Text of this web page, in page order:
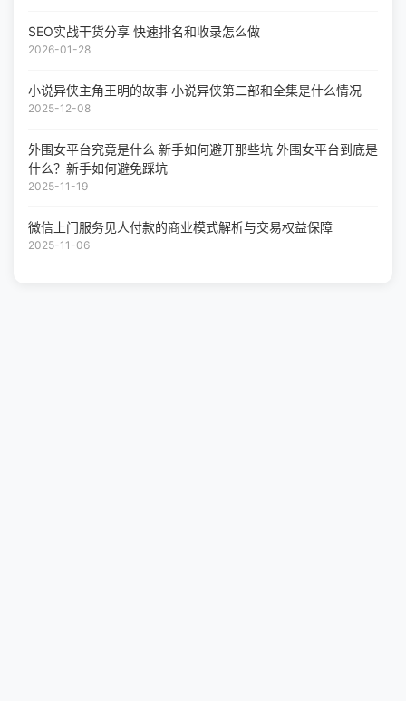
SEO实战干货分享 快速排名和收录怎么做
2026-01-28
小说异侠主角王明的故事 小说异侠第二部和全集是什么情况
2025-12-08
外围女平台究竟是什么 新手如何避开那些坑 外围女平台到底是
什么？新手如何避免踩坑
2025-11-19
微信上门服务见人付款的商业模式解析与交易权益保障
2025-11-06